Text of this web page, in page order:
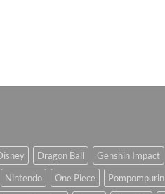
Dragon Ball Genshin Impact
Nintendo One Piece Pompompurin